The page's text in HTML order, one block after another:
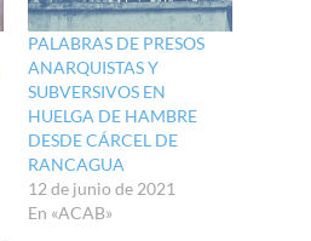
PALABRAS DE PRESOS
ANARQUISTAS Y
SUBVERSIVOS EN
HUELGA DE HAMBRE
DESDE CÁRCEL DE
RANCAGUA
12 de junio de 2021
En «ACAB»